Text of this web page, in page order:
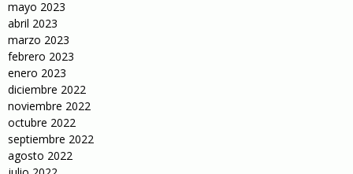
mayo 2023
abril 2023
marzo 2023
febrero 2023
enero 2023
diciembre 2022
noviembre 2022
octubre 2022
septiembre 2022
agosto 2022